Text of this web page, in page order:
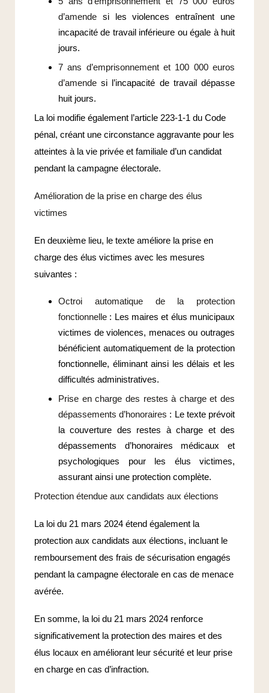
d’amende si les violences entraînent une
incapacité de travail inférieure ou égale à huit
jours.
7 ans d’emprisonnement et 100 000 euros
d’amende si l’incapacité de travail dépasse
huit jours.
La loi modifie également l’article 223-1-1 du Code
pénal, créant une circonstance aggravante pour les
atteintes à la vie privée et familiale d’un candidat
pendant la campagne électorale.
Amélioration de la prise en charge des élus
victimes
En deuxième lieu, le texte améliore la prise en
charge des élus victimes avec les mesures
suivantes :
Octroi automatique de la protection
fonctionnelle : Les maires et élus municipaux
victimes de violences, menaces ou outrages
bénéficient automatiquement de la protection
fonctionnelle, éliminant ainsi les délais et les
difficultés administratives.
Prise en charge des restes à charge et des
dépassements d’honoraires : Le texte prévoit
la couverture des restes à charge et des
dépassements d’honoraires médicaux et
psychologiques pour les élus victimes,
assurant ainsi une protection complète.
Protection étendue aux candidats aux élections
La loi du 21 mars 2024 étend également la
protection aux candidats aux élections, incluant le
remboursement des frais de sécurisation engagés
pendant la campagne électorale en cas de menace
avérée.
En somme, la loi du 21 mars 2024 renforce
significativement la protection des maires et des
élus locaux en améliorant leur sécurité et leur prise
en charge en cas d’infraction.